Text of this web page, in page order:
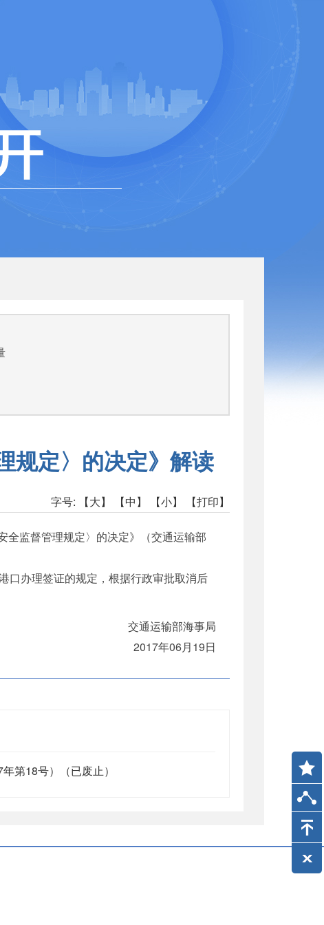
规定〉的决定》解读
字号: 【大】 【中】 【小】 【打印】
监督管理规定〉的决定》（交通运输部
办理签证的规定，根据行政审批取消后
交通运输部海事局
2017年06月19日
第18号）（已废止）